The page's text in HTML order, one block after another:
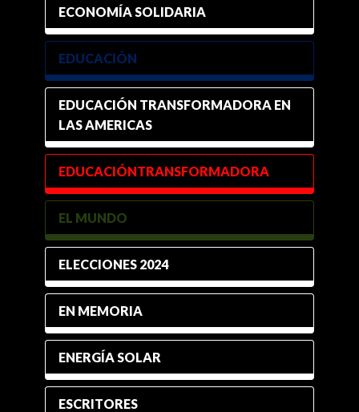
ECONOMÍA SOLIDARIA
EDUCACIÓN
EDUCACIÓN TRANSFORMADORA EN
LAS AMERICAS
EDUCACIÓNTRANSFORMADORA
EL MUNDO
ELECCIONES 2024
EN MEMORIA
ENERGÍA SOLAR
ESCRITORES